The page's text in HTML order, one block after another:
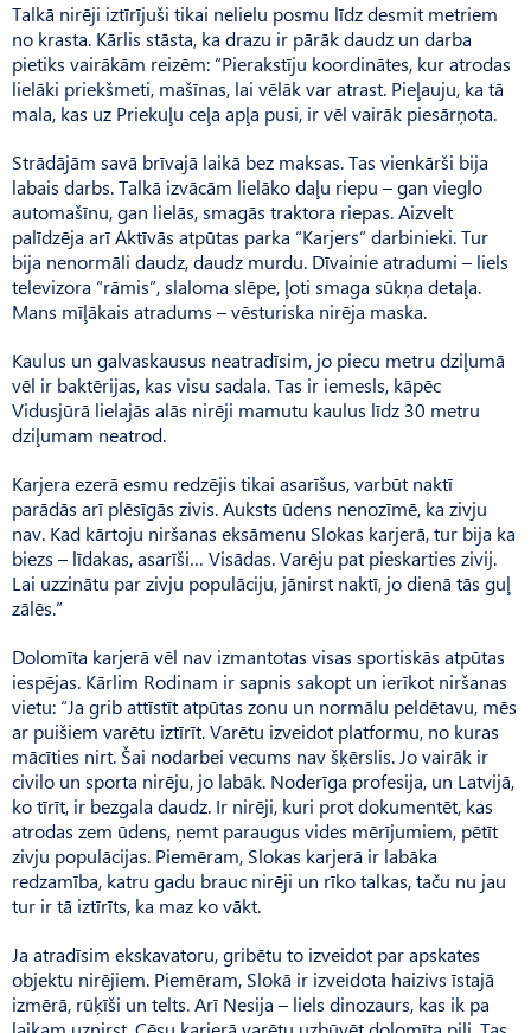
Talkā nirēji iztīrījuši tikai nelielu posmu līdz desmit metriem
no krasta. Kārlis stāsta, ka drazu ir pārāk daudz un darba
pietiks vairākām reizēm: “Pierakstīju koordinātes, kur atrodas
lielāki priekšmeti, mašīnas, lai vēlāk var atrast. Pieļauju, ka tā
mala, kas uz Priekuļu ceļa apļa pusi, ir vēl vairāk piesārņota.
Strādājām savā brīvajā laikā bez maksas. Tas vienkārši bija
labais darbs. Talkā izvācām lielāko daļu riepu – gan vieglo
automašīnu, gan lielās, smagās traktora riepas. Aizvelt
palīdzēja arī Aktīvās atpūtas parka “Karjers” darbinieki. Tur
bija nenormāli daudz, daudz murdu. Dīvainie atradumi – liels
televizora “rāmis”, slaloma slēpe, ļoti smaga sūkņa detaļa.
Mans mīļākais atradums – vēsturiska nirēja maska.
Kaulus un galvaskausus neatradīsim, jo piecu metru dziļumā
vēl ir baktērijas, kas visu sadala. Tas ir iemesls, kāpēc
Vidusjūrā lielajās alās nirēji mamutu kaulus līdz 30 metru
dziļumam neatrod.
Karjera ezerā esmu redzējis tikai asarīšus, varbūt naktī
parādās arī plēsīgās zivis. Auksts ūdens nenozīmē, ka zivju
nav. Kad kārtoju niršanas eksāmenu Slokas karjerā, tur bija ka
biezs – līdakas, asarīši… Visādas. Varēju pat pieskarties zivij.
Lai uzzinātu par zivju populāciju, jānirst naktī, jo dienā tās guļ
zālēs.”
Dolomīta karjerā vēl nav izmantotas visas sportiskās atpūtas
iespējas. Kārlim Rodinam ir sapnis sakopt un ierīkot niršanas
vietu: “Ja grib attīstīt atpūtas zonu un normālu peldētavu, mēs
ar puišiem varētu iztīrīt. Varētu izveidot platformu, no kuras
mācīties nirt. Šai nodarbei vecums nav šķērslis. Jo vairāk ir
civilo un sporta nirēju, jo labāk. Noderīga profesija, un Latvijā,
ko tīrīt, ir bezgala daudz. Ir nirēji, kuri prot dokumentēt, kas
atrodas zem ūdens, ņemt paraugus vides mērījumiem, pētīt
zivju populācijas. Piemēram, Slokas karjerā ir labāka
redzamība, katru gadu brauc nirēji un rīko talkas, taču nu jau
tur ir tā iztīrīts, ka maz ko vākt.
Ja atradīsim ekskavatoru, gribētu to izveidot par apskates
objektu nirējiem. Piemēram, Slokā ir izveidota haizivs īstajā
izmērā, rūķīši un telts. Arī Nesija – liels dinozaurs, kas ik pa